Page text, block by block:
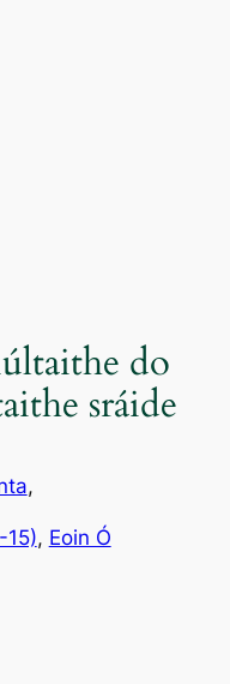
do
sráide
,
, Eoin Ó